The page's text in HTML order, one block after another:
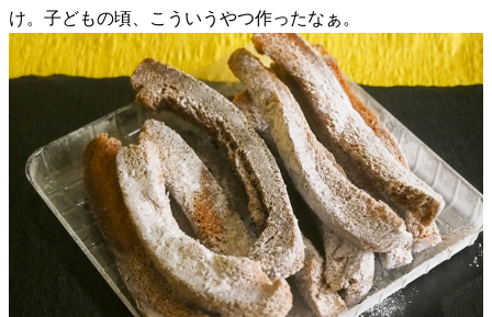
け。子どもの頃、こういうやつ作ったなぁ。